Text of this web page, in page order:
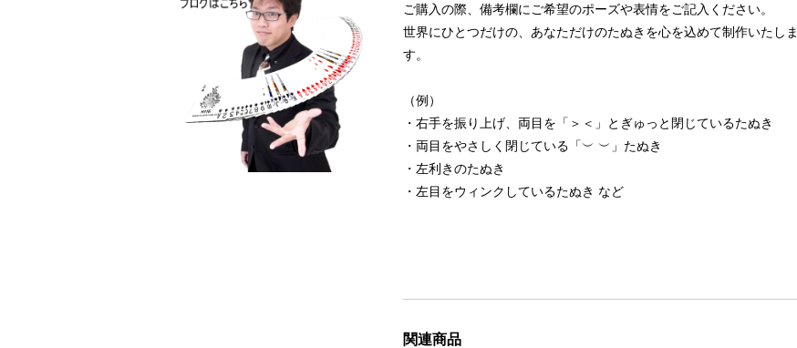
ご購入の際、備考欄にご希望のポーズや表情をご記入ください。
世界にひとつだけの、あなただけのたぬきを心を込めて制作いたしま
す。
（例）
・右手を振り上げ、両目を「＞＜」とぎゅっと閉じているたぬき
・両目をやさしく閉じている「︶ ︶」たぬき
・左利きのたぬき
・左目をウィンクしているたぬき など
関連商品